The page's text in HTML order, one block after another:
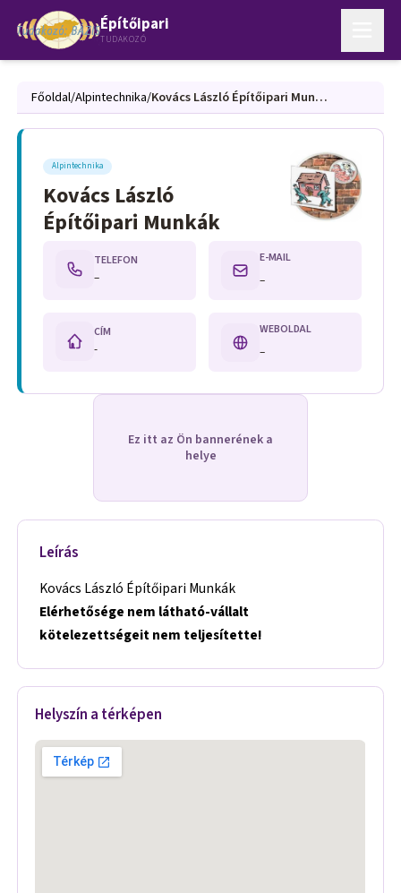
Építőipari
TUDAKOZÓ
Főoldal/Alpintechnika/ Kovács László Építőipari Munkák
Alpintechnika
Kovács László
Építőipari Munkák
TELEFON
–
E-MAIL
–
CÍM
-
WEBOLDAL
–
Ez itt az Ön bannerének a
helye
Leírás
Kovács László Építőipari Munkák
Elérhetősége nem látható-vállalt
kötelezettségeit nem teljesítette!
Helyszín a térképen